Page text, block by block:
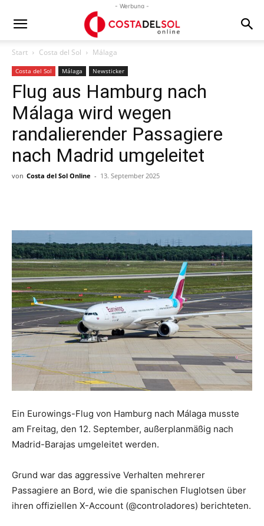
- Werbung -
Start Costa del Sol Málaga
Costa del Sol Málaga Newsticker
Flug aus Hamburg nach
Málaga wird wegen
randalierender Passagiere
nach Madrid umgeleitet
von Costa del Sol Online - 13. September 2025
Ein Eurowings-Flug von Hamburg nach Málaga musste
am Freitag, den 12. September, außerplanmäßig nach
Madrid-Barajas umgeleitet werden.
Grund war das aggressive Verhalten mehrerer
Passagiere an Bord, wie die spanischen Fluglotsen über
ihren offiziellen X-Account (@controladores) berichteten.